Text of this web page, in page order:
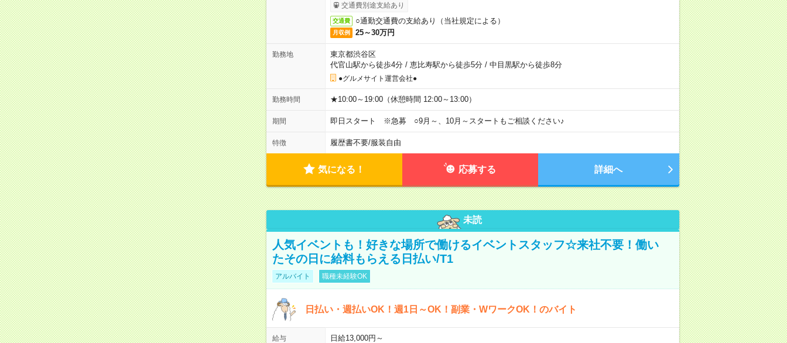
交通費別途支給あり
交通費 ○通勤交通費の支給あり（当社規定による）
月収例 25～30万円
勤務地
東京都渋谷区
代官山駅から徒歩4分/ 恵比寿駅から徒歩5分/ 中目黒駅から徒歩8分
●グルメサイト運営会社●
勤務時間 ★10:00～19:00（休憩時間 12:00～13:00）
期間 即日スタート ※急募 ○9月～、10月～スタートもご相談ください♪
特徴 履歴書不要/服装自由
気になる！ 応募する 詳細へ
未読
人気イベントも！好きな場所で働けるイベントスタッフ☆来社不要！働い
たその日に給料もらえる日払い/T1
アルバイト 職種未経験OK
日払い・週払いOK！週1日～OK！副業・WワークOK！のバイト
給与
日給13,000円～